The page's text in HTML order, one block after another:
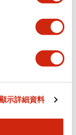
示詳細資料